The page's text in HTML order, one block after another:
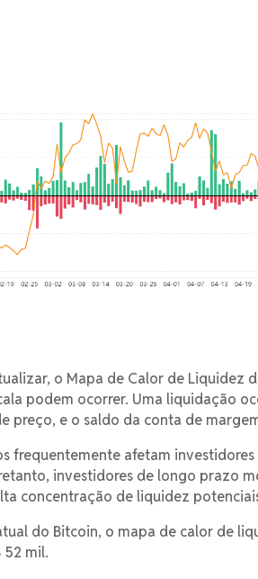
o Mapa de Calor de Liquidez
podem ocorrer. Uma liquidação
preço, e o saldo da conta de
frequentemente afetam
investidores de longo prazo
concentração de liquidez
do Bitcoin, o mapa de calor de
52 mil.